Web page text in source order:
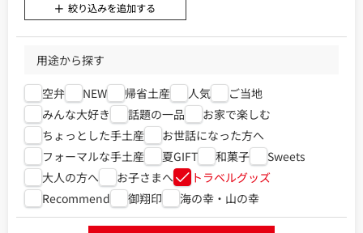
絞り込みを追加する
用途から探す
空弁 NEW 帰省土産 人気
ご当地
みんな大好き
話題の一品
お家で楽しむ
ちょっとした手土産
お世話になった方へ
フォーマルな手土産
夏GIFT 和菓子
Sweets
大人の方へ
お子さまへ
トラベルグッズ
Recommend
御翔印 海の幸・山の幸